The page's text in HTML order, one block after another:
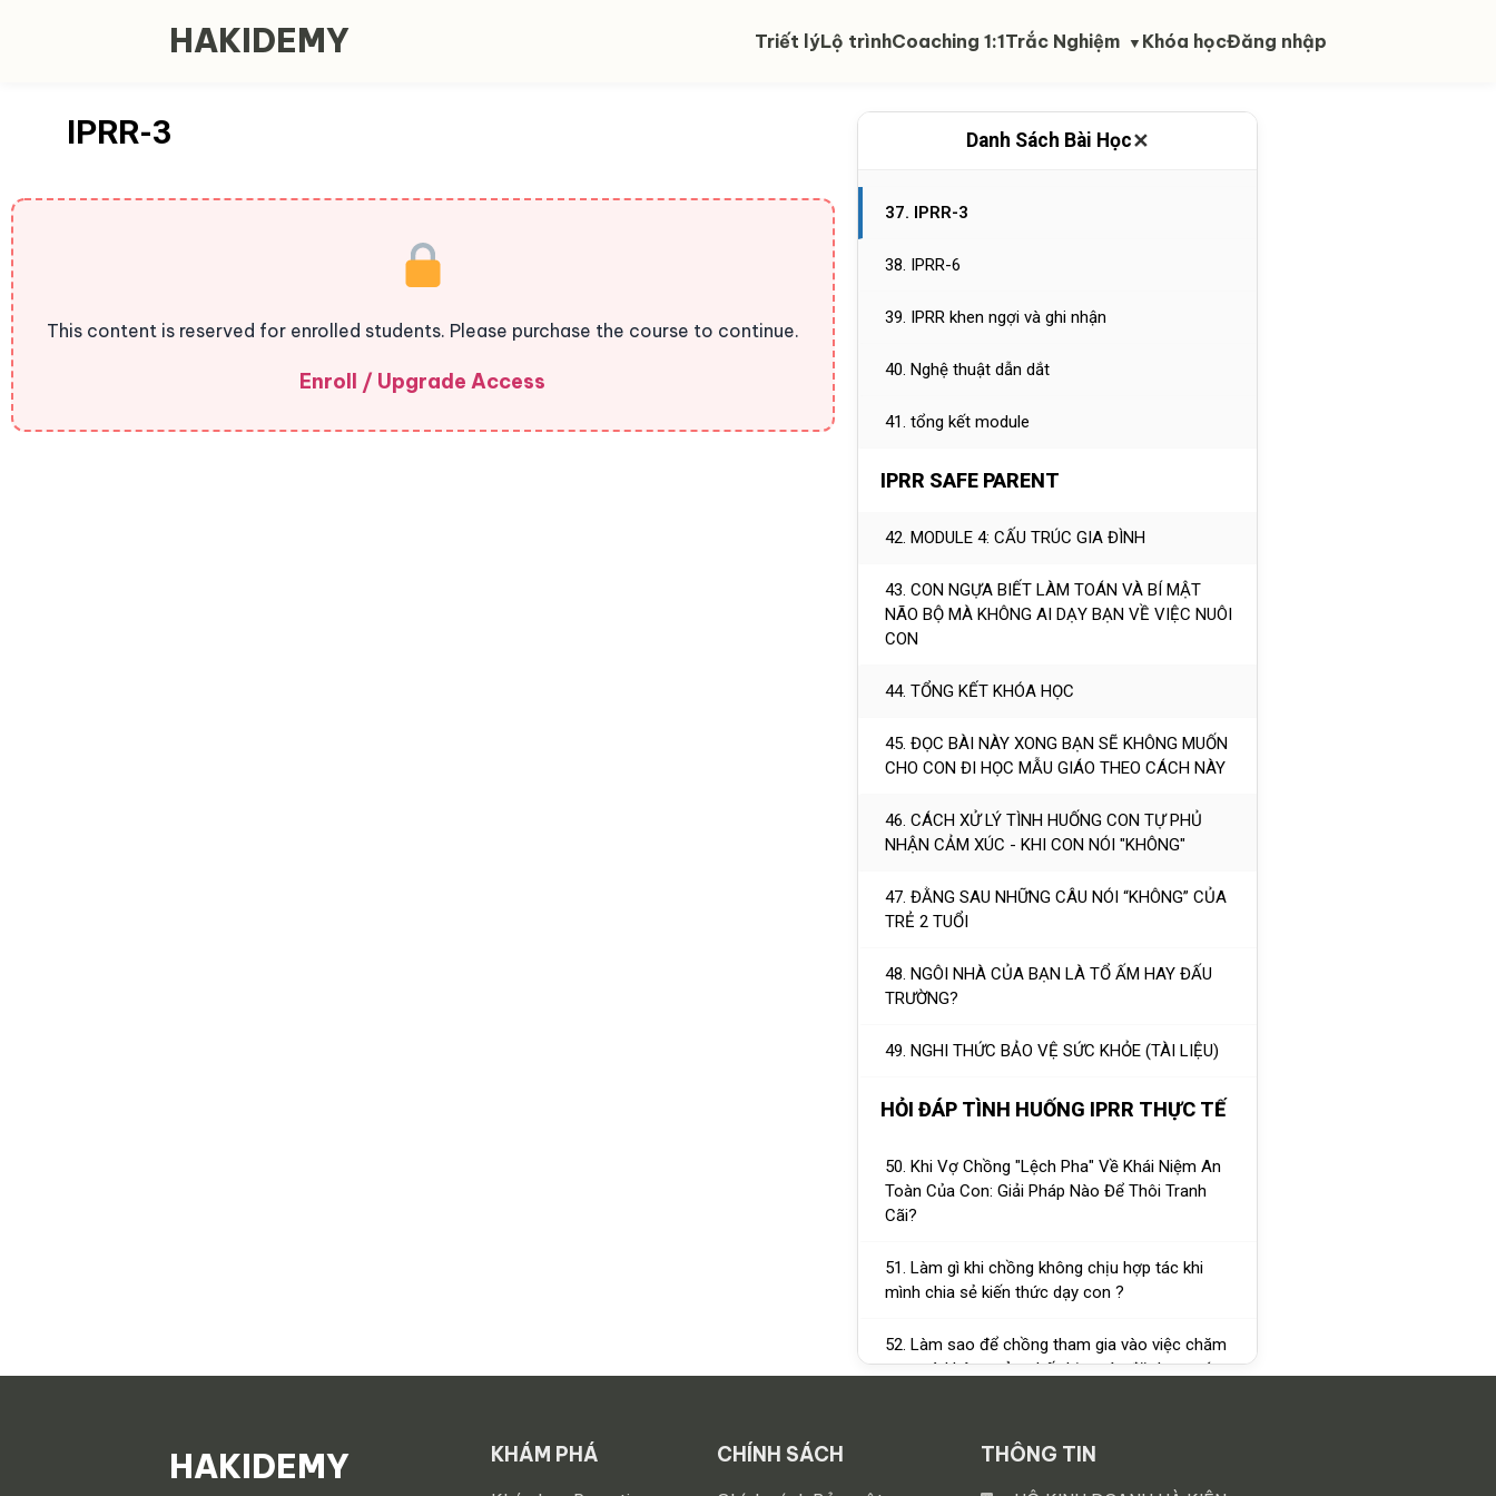
HAKIDEMY Triết lýLộ trìnhCoaching 1:1Trắc Nghiệm ▼ Khóa họcĐăng nhập
IPRR-3
This content is reserved for enrolled students. Please purchase the course to continue.
Enroll / Upgrade Access
Danh Sách Bài Học✕
34. 4 Nguyên tắc Sửa chữa mối quan hệ
35. IPRR-5
37. IPRR-3
38. IPRR-6
39. IPRR khen ngợi và ghi nhận
40. Nghệ thuật dẫn dắt
41. tổng kết module
IPRR SAFE PARENT
42. MODULE 4: CẤU TRÚC GIA ĐÌNH
43. CON NGỰA BIẾT LÀM TOÁN VÀ BÍ MẬT
NÃO BỘ MÀ KHÔNG AI DẠY BẠN VỀ VIỆC NUÔI
CON
44. TỔNG KẾT KHÓA HỌC
45. ĐỌC BÀI NÀY XONG BẠN SẼ KHÔNG MUỐN
CHO CON ĐI HỌC MẪU GIÁO THEO CÁCH NÀY
46. CÁCH XỬ LÝ TÌNH HUỐNG CON TỰ PHỦ
NHẬN CẢM XÚC - KHI CON NÓI "KHÔNG"
47. ĐẰNG SAU NHỮNG CÂU NÓI “KHÔNG” CỦA
TRẺ 2 TUỔI
48. NGÔI NHÀ CỦA BẠN LÀ TỔ ẤM HAY ĐẤU
TRƯỜNG?
49. NGHI THỨC BẢO VỆ SỨC KHỎE (TÀI LIỆU)
HỎI ĐÁP TÌNH HUỐNG IPRR THỰC TẾ
50. Khi Vợ Chồng "Lệch Pha" Về Khái Niệm An
Toàn Của Con: Giải Pháp Nào Để Thôi Tranh
Cãi?
51. Làm gì khi chồng không chịu hợp tác khi
mình chia sẻ kiến thức dạy con ?
52. Làm sao để chồng tham gia vào việc chăm
con mà không cảm thấy bị vợ áp đặt hay tước
53. Có nên cấm con tiếp xúc với vật dụng nguy
HAKIDEMY KHÁM PHÁ CHÍNH SÁCH THÔNG TIN